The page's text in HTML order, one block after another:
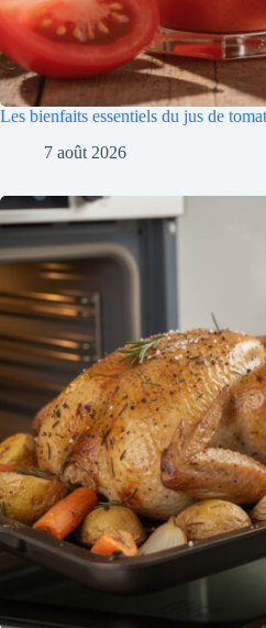
Les bienfaits essentiels du jus de
7 août 2026